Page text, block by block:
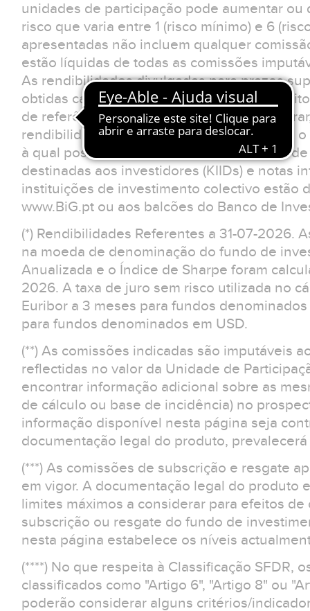
unidades de participação pode aumentar
risco que varia entre 1 (risco mínimo) e 6
apresentadas não incluem qualquer
estão líquidas de todas as comissões
As rendibilidades divulgadas para prazos
obtidas caso o investimento tivesse sido
de referência. O investidor deverá
rendibilidades apresentadas não reflectem
à qual possa estar sujeito.Os documentos
destinadas aos investidores (KIIDs) e notas
instituições de investimento colectivo estão
www.BiG.pt ou aos balcões do Banco de
(*) Rendibilidades Referentes a 31-07-2026.
na moeda de denominação do fundo de
Anualizada e o Índice de Sharpe foram
2026. A taxa de juro sem risco utilizada no
Euribor a 3 meses para fundos
para fundos denominados em USD.
(**) As comissões indicadas são imputáveis
reflectidas no valor da Unidade de
encontrar informação adicional sobre as
de cálculo ou base de incidência) no
informação disponível nesta página seja
documentação legal do produto,
(***) As comissões de subscrição e resgate
em vigor. A documentação legal do produto
limites máximos a considerar para efeitos
subscrição ou resgate do fundo de
nesta página estabelece os níveis
(****) No que respeita à Classificação SFDR,
classificados como "Artigo 6", "Artigo 8" ou
poderão considerar alguns critérios/